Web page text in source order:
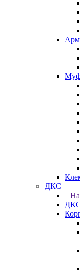
ДКС